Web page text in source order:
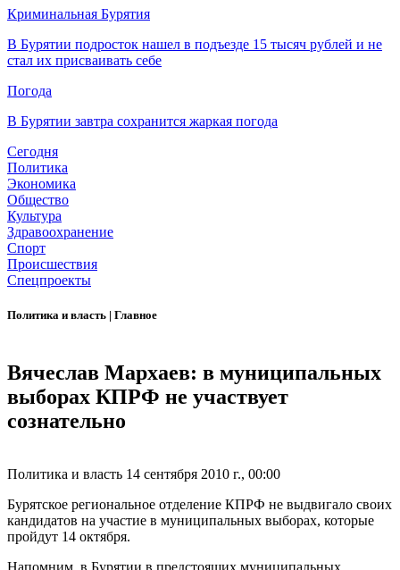
Криминальная Бурятия
В Бурятии подросток нашел в подъезде 15 тысяч рублей и не
стал их присваивать себе
Погода
В Бурятии завтра сохранится жаркая погода
Сегодня
Политика
Экономика
Общество
Культура
Здравоохранение
Спорт
Происшествия
Спецпроекты
Политика и власть | Главное
Вячеслав Мархаев: в муниципальных
выборах КПРФ не участвует
сознательно
Политика и власть 14 сентября 2010 г., 00:00
Бурятское региональное отделение КПРФ не выдвигало своих
кандидатов на участие в муниципальных выборах, которые
пройдут 14 октября.